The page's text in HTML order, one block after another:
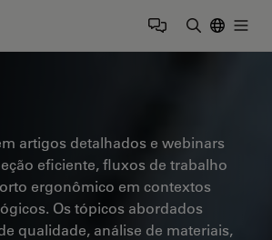
Logo
artigos detalhados e webinars
eficiente, fluxos de trabalho
ergonômico em contextos
Os tópicos abordados
qualidade, análise de materiais,